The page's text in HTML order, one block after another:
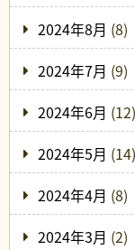
2024年8月 (8)
2024年7月 (9)
2024年6月 (12)
2024年5月 (14)
2024年4月 (8)
2024年3月 (2)